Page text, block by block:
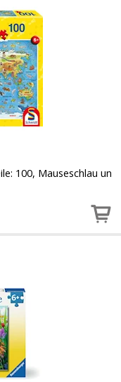
100, Mauseschlau un